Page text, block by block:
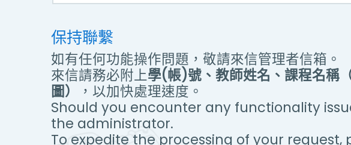
保持聯繫
如有任何功能操作問題，敬請來信管理者信箱。
來信請務必附上學(帳)號、教師姓名、課程名稱
圖）
，以加快處理速度。
Should you encounter any functionality
the administrator.
To expedite the processing of your request,